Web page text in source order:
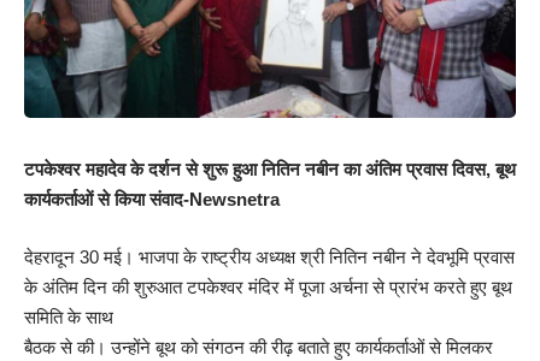
टपकेश्वर महादेव के दर्शन से शुरू हुआ नितिन नबीन का अंतिम प्रवास दिवस, बूथ
कार्यकर्ताओं से किया संवाद-Newsnetra
देहरादून 30 मई। भाजपा के राष्ट्रीय अध्यक्ष श्री नितिन नबीन ने देवभूमि प्रवास
के अंतिम दिन की शुरुआत टपकेश्वर मंदिर में पूजा अर्चना से प्रारंभ करते हुए बूथ
समिति के साथ
बैठक से की। उन्होंने बूथ को संगठन की रीढ़ बताते हुए कार्यकर्ताओं से मिलकर